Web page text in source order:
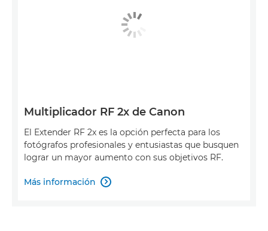
Multiplicador RF 2x de Canon
El Extender RF 2x es la opción perfecta para los
fotógrafos profesionales y entusiastas que busquen
lograr un mayor aumento con sus objetivos RF.
Más información 